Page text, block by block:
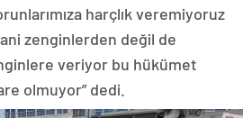
harçlık veremiyoruz
zenginlerden değil de
veriyor bu hükümet
olmuyor” dedi.